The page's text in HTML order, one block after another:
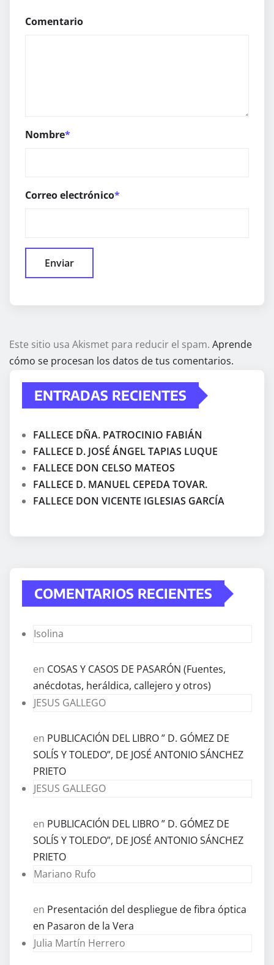
Comentario
Nombre*
Correo electrónico*
Este sitio usa Akismet para reducir el spam. Aprende
cómo se procesan los datos de tus comentarios.
ENTRADAS RECIENTES
FALLECE DÑA. PATROCINIO FABIÁN
FALLECE D. JOSÉ ÁNGEL TAPIAS LUQUE
FALLECE DON CELSO MATEOS
FALLECE D. MANUEL CEPEDA TOVAR.
FALLECE DON VICENTE IGLESIAS GARCÍA
COMENTARIOS RECIENTES
Isolina
en COSAS Y CASOS DE PASARÓN (Fuentes,
anécdotas, heráldica, callejero y otros)
JESUS GALLEGO
en PUBLICACIÓN DEL LIBRO ” D. GÓMEZ DE
SOLÍS Y TOLEDO”, DE JOSÉ ANTONIO SÁNCHEZ
PRIETO
JESUS GALLEGO
en PUBLICACIÓN DEL LIBRO ” D. GÓMEZ DE
SOLÍS Y TOLEDO”, DE JOSÉ ANTONIO SÁNCHEZ
PRIETO
Mariano Rufo
en Presentación del despliegue de fibra óptica
en Pasaron de la Vera
Julia Martín Herrero